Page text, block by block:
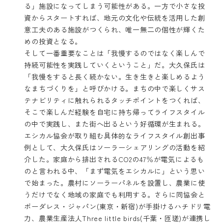
る」施設になってしまう可能性がある。一方で小さな投
資からスタートすれば、地元の文化や伝統を活用した創
意工夫のある施設がつくられ、唯一無二の個性が輝くた
めの投資となる。
そして一番重要なことは「我慢するのではなく楽しんで
持続可能性を実践していくということ」だ。大久保氏は
「我慢をすると長く続かない。生き生きと楽しめるよう
なまちづくりを」と呼びかける。まちの中で楽しくサス
テナビリティに触れられるタッチポイントをつくれば、
そこで楽しんだ経験を自宅に持ち帰ってライフスタイル
の中で実践し、また街へ出るという好循環が生まれる。
エシカル協会が取り組む具体的なライフスタイル創出事
例として、大久保氏はソーラーシェアリングの活動を紹
介した。家庭から排出されるCO2の47％が電気によるも
のと言われる中、「まず電気をエシカルに」という思い
で始まった。農村にソーラーパネルを設置し、農業に使
うだけでなく地域の家庭でも利用する。さらに同協会と
ボーダレス・ジャパン(東京・新宿)が手掛けるハチドリ電
力、農業生産法人Three little birds(千葉・匝瑳)が連携し